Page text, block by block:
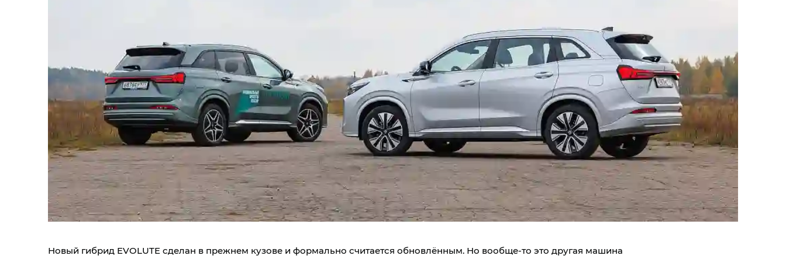
Новый гибрид EVOLUTE сделан в прежнем кузове и формально считается обновлённым. Но вообще-то это другая машина